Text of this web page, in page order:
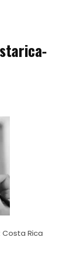
Rica